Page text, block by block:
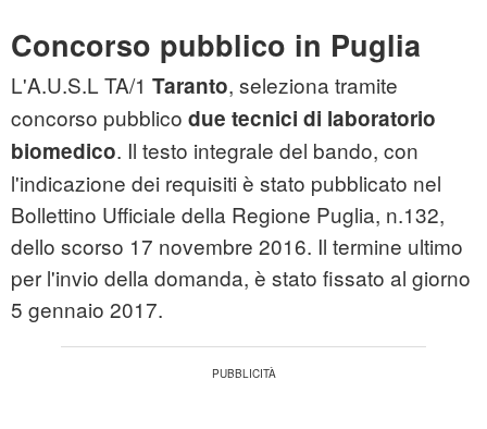
Concorso pubblico in Puglia
L'A.U.S.L TA/1 Taranto, seleziona tramite
concorso pubblico due tecnici di laboratorio
biomedico. Il testo integrale del bando, con
l'indicazione dei requisiti è stato pubblicato nel
Bollettino Ufficiale della Regione Puglia, n.132,
dello scorso 17 novembre 2016. Il termine ultimo
per l'invio della domanda, è stato fissato al giorno
5 gennaio 2017.